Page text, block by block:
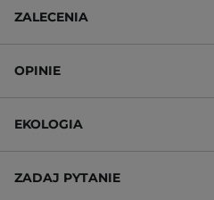
ZALECENIA
OPINIE
EKOLOGIA
ZADAJ PYTANIE